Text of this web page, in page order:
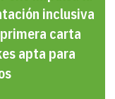
inclusiva
carta
apta para